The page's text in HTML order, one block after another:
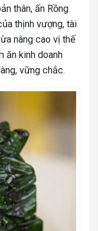
thân, ấn Rồng
thịnh vượng, tài
nâng cao vị thế
ăn kinh doanh
vững chắc.